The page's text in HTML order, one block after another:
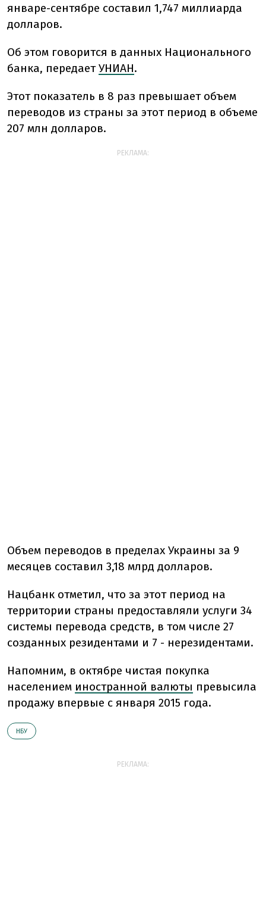
январе-сентябре составил 1,747 миллиарда
долларов.
Об этом говорится в данных Национального
банка, передаетУНИАН.
Этот показатель в 8 раз превышает объем
переводов из страны за этот период в объеме
207 млн долларов.
РЕКЛАМА:
Объем переводов в пределах Украины за 9
месяцев составил 3,18 млрд долларов.
Нацбанк отметил, что за этот период на
территории страны предоставляли услуги 34
системы перевода средств, в том числе 27
созданных резидентами и 7 - нерезидентами.
Напомним, в октябре чистая покупка
населением иностранной валюты превысила
продажу впервые с января 2015 года.
НБУ
РЕКЛАМА: